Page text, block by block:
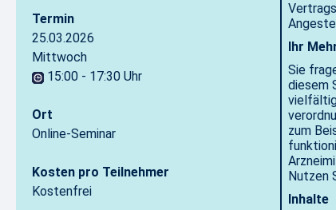
Termin
25.03.2026
Mittwoch
15:00 - 17:30 Uhr
Ort
Online-Seminar
Kosten pro Teilnehmer
Kostenfrei
Ihr
Sie
diesem
zum
Nutzen
Inhalte